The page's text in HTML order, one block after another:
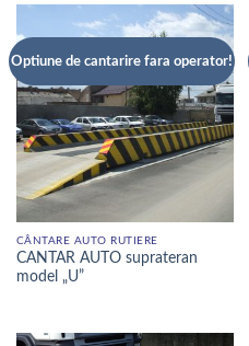
Optiune de cantarire fara operator!
CÂNTARE AUTO RUTIERE
CANTAR AUTO suprateran
model „U”